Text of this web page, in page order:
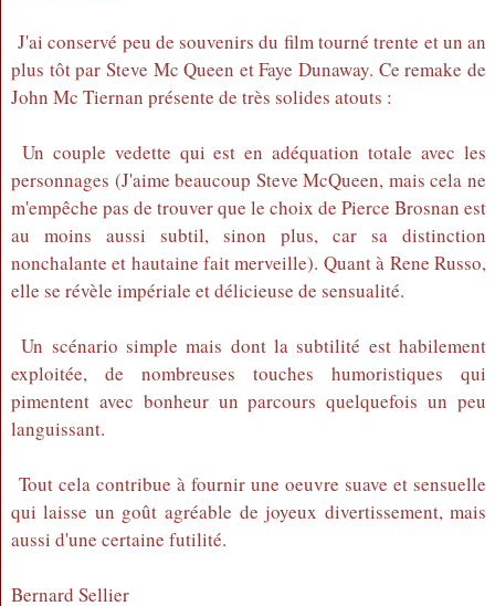
J'ai conservé peu de souvenirs du film tourné trente et un an
plus tôt par Steve Mc Queen et Faye Dunaway. Ce remake de
John Mc Tiernan présente de très solides atouts :
Un couple vedette qui est en adéquation totale avec les
personnages (J'aime beaucoup Steve McQueen, mais cela ne
m'empêche pas de trouver que le choix de Pierce Brosnan est
au moins aussi subtil, sinon plus, car sa distinction
nonchalante et hautaine fait merveille). Quant à Rene Russo,
elle se révèle impériale et délicieuse de sensualité.
Un scénario simple mais dont la subtilité est habilement
exploitée, de nombreuses touches humoristiques qui
pimentent avec bonheur un parcours quelquefois un peu
languissant.
Tout cela contribue à fournir une oeuvre suave et sensuelle
qui laisse un goût agréable de joyeux divertissement, mais
aussi d'une certaine futilité.
Bernard Sellier